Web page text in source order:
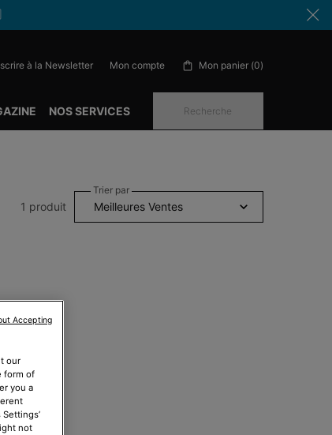
à la Newsletter Mon compte Mon panier 0
0 produit in cart
NOS SERVICES Recherche
1 produit
Trier par
our
form of
you a
not
Accepting